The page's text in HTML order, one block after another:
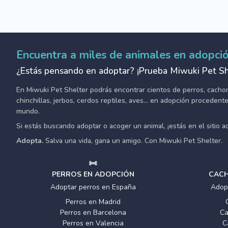
Encuentra a miles de animales en
¿Estás pensando en adoptar? ¡Prueba Miwuki Pet
En Miwuki Pet Shelter podrás encontrar cientos de perros,
chinchillas, jerbos, cerdos reptiles, aves... en adopción
mundo.
Si estás buscando adoptar o acoger un animal, ¡estás en el sitio
Adopta. Salva una vida, gana un amigo. Con Miwuki Pet Shelter.
PERROS EN ADOPCIÓN
Adoptar perros en España
Perros en Madrid
Perros en Barcelona
Perros en Valencia